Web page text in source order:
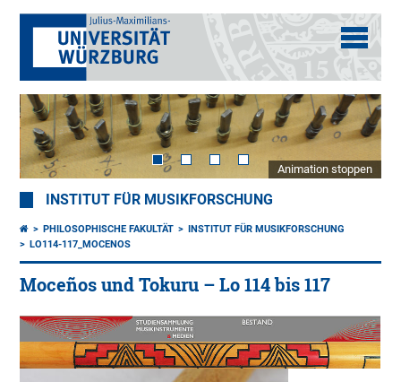
Animation stoppen
INSTITUT FÜR MUSIKFORSCHUNG
PHILOSOPHISCHE FAKULTÄT
INSTITUT FÜR MUSIKFORSCHUNG
LO114-117_MOCENOS
Moceños und Tokuru – Lo 114 bis 117